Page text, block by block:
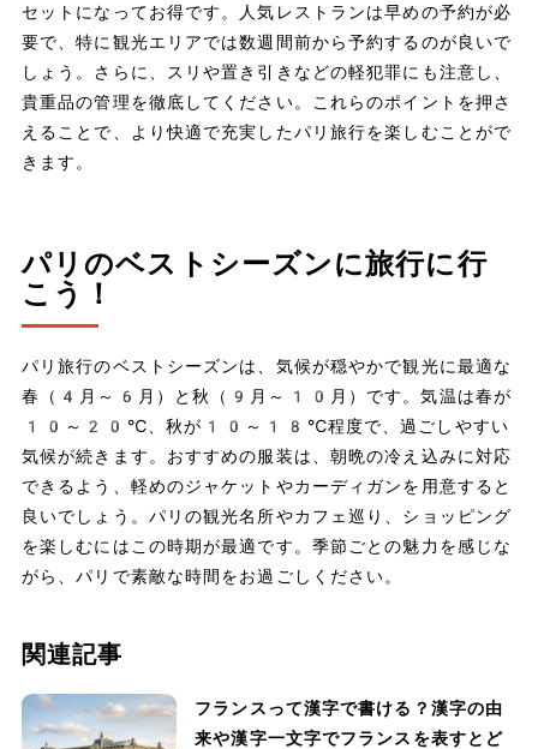
セットになってお得です。人気レストランは早めの予約が必
要で、特に観光エリアでは数週間前から予約するのが良いで
しょう。さらに、スリや置き引きなどの軽犯罪にも注意し、
貴重品の管理を徹底してください。これらのポイントを押さ
えることで、より快適で充実したパリ旅行を楽しむことがで
きます。
パリのベストシーズンに旅行に行
こう！
パリ旅行のベストシーズンは、気候が穏やかで観光に最適な
春（4月～6月）と秋（9月～10月）です。気温は春が
10～20℃、秋が10～18℃程度で、過ごしやすい
気候が続きます。おすすめの服装は、朝晩の冷え込みに対応
できるよう、軽めのジャケットやカーディガンを用意すると
良いでしょう。パリの観光名所やカフェ巡り、ショッピング
を楽しむにはこの時期が最適です。季節ごとの魅力を感じな
がら、パリで素敵な時間をお過ごしください。
関連記事
フランスって漢字で書ける？漢字の由
来や漢字一文字でフランスを表すとど